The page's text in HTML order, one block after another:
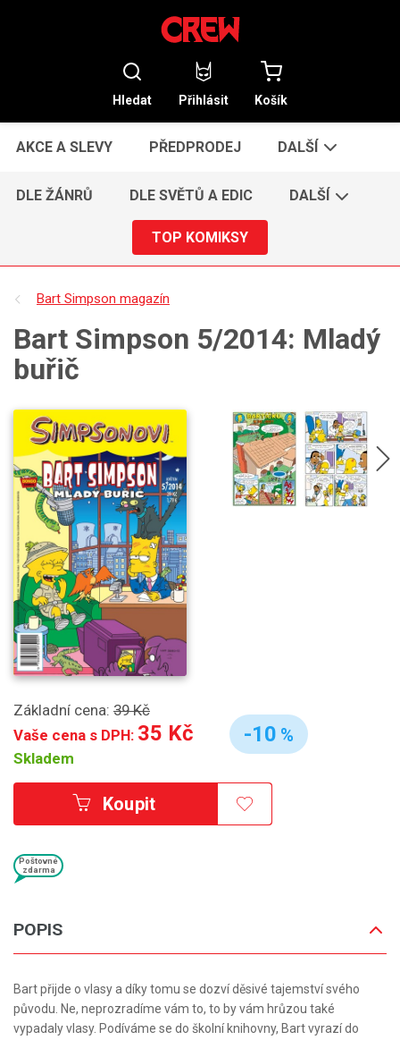
Hledat Přihlásit Košík
AKCE A SLEVY PŘEDPRODEJ DALŠÍ
DLE ŽÁNRŮ DLE SVĚTŮ A EDIC DALŠÍ
TOP KOMIKSY
Bart Simpson magazín
Bart Simpson 5/2014: Mladý
buřič
Základní cena: 39 Kč
Vaše cena s DPH: 35 Kč
Skladem
-10 %
Koupit
Poštovné
zdarma
POPIS
Bart přijde o vlasy a díky tomu se dozví děsivé tajemství svého
původu. Ne, neprozradíme vám to, to by vám hrůzou také
vypadaly vlasy. Podíváme se do školní knihovny, Bart vyrazí do